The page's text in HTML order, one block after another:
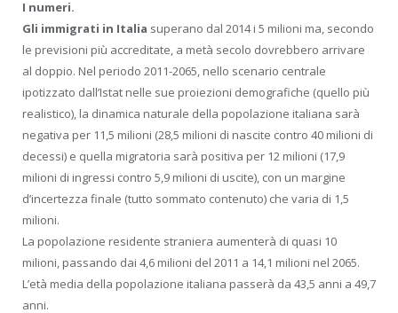
I numeri.
Gli immigrati in Italia superano dal 2014 i 5 milioni ma, secondo
le previsioni più accreditate, a metà secolo dovrebbero arrivare
al doppio. Nel periodo 2011-2065, nello scenario centrale
ipotizzato dall’Istat nelle sue proiezioni demografiche (quello più
realistico), la dinamica naturale della popolazione italiana sarà
negativa per 11,5 milioni (28,5 milioni di nascite contro 40 milioni di
decessi) e quella migratoria sarà positiva per 12 milioni (17,9
milioni di ingressi contro 5,9 milioni di uscite), con un margine
d’incertezza finale (tutto sommato contenuto) che varia di 1,5
milioni.
La popolazione residente straniera aumenterà di quasi 10
milioni, passando dai 4,6 milioni del 2011 a 14,1 milioni nel 2065.
L’età media della popolazione italiana passerà da 43,5 anni a 49,7
anni.